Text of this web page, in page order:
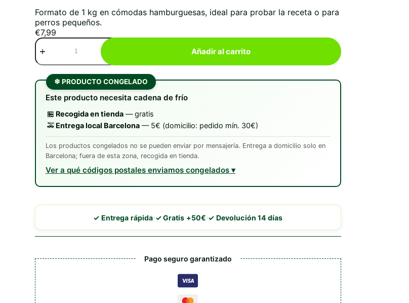
Formato de 1 kg en cómodas hamburguesas, ideal para probar la receta o para
perros pequeños.
€7,99
Wild
Balance
Menú
Pollo
con
Verduras
Frescas
cantidad
Añadir al carrito
❄ PRODUCTO CONGELADO
Este producto necesita cadena de frío
🏪 Recogida en tienda— gratis
🚕 Entrega local Barcelona— 5€ (domicilio: pedido mín. 30€)
Los productos congelados no se pueden enviar por mensajería. Entrega a domicilio solo en
Barcelona; fuera de esta zona, recogida en tienda.
Ver a qué códigos postales enviamos congelados
✓ Entrega rápida·✓ Gratis +50€·✓ Devolución 14 días
Pago seguro garantizado